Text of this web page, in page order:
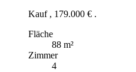
Kauf , 179.000 € .
Fläche
88 m²
Zimmer
4